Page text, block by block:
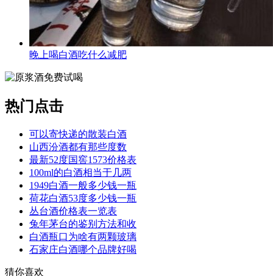
晚上喝白酒吃什么减肥
热门点击
可以寄快递的散装白酒
山西汾酒都有那些度数
最新52度国窖1573价格表
100ml的白酒相当于几两
1949白酒一般多少钱一瓶
荷花白酒53度多少钱一瓶
丛台酒价格表一览表
兔年茅台的鉴别方法和收
白酒瓶口为啥有两颗玻璃
石家庄白酒哪个品牌好喝
猜你喜欢